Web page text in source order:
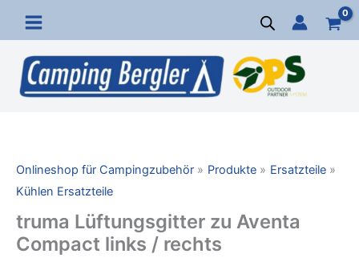
Inhalt
springen
Onlineshop für Campingzubehör Produkte
Ersatzteile
Kühlen Ersatzteile
truma Lüftungsgitter zu Aventa
Compact links / rechts